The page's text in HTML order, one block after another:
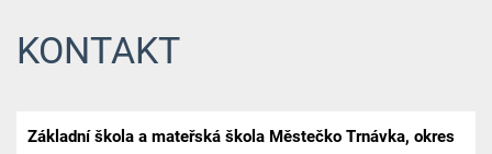
KONTAKT
Základní škola a mateřská škola Městečko Trnávka, okres